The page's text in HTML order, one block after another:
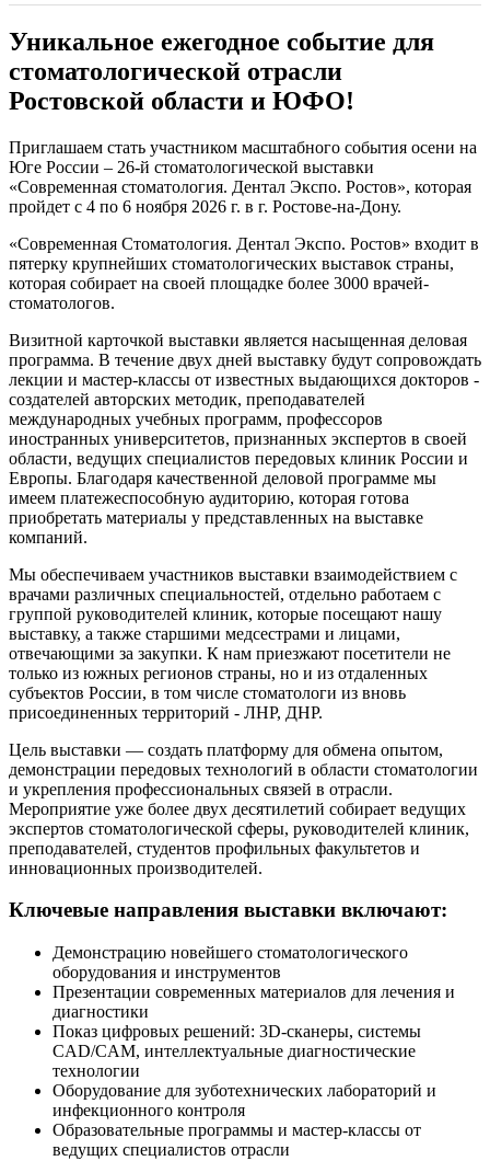
Уникальное ежегодное событие для
стоматологической отрасли
Ростовской области и ЮФО!
Приглашаем стать участником масштабного события осени на
Юге России – 26-й стоматологической выставки
«Современная стоматология. Дентал Экспо. Ростов», которая
пройдет с 4 по 6 ноября 2026 г. в г. Ростове-на-Дону.
«Современная Стоматология. Дентал Экспо. Ростов» входит в
пятерку крупнейших стоматологических выставок страны,
которая собирает на своей площадке более 3000 врачей-
стоматологов.
Визитной карточкой выставки является насыщенная деловая
программа. В течение двух дней выставку будут сопровождать
лекции и мастер-классы от известных выдающихся докторов -
создателей авторских методик, преподавателей
международных учебных программ, профессоров
иностранных университетов, признанных экспертов в своей
области, ведущих специалистов передовых клиник России и
Европы. Благодаря качественной деловой программе мы
имеем платежеспособную аудиторию, которая готова
приобретать материалы у представленных на выставке
компаний.
Мы обеспечиваем участников выставки взаимодействием с
врачами различных специальностей, отдельно работаем с
группой руководителей клиник, которые посещают нашу
выставку, а также старшими медсестрами и лицами,
отвечающими за закупки. К нам приезжают посетители не
только из южных регионов страны, но и из отдаленных
субъектов России, в том числе стоматологи из вновь
присоединенных территорий - ЛНР, ДНР.
Цель выставки — создать платформу для обмена опытом,
демонстрации передовых технологий в области стоматологии
и укрепления профессиональных связей в отрасли.
Мероприятие уже более двух десятилетий собирает ведущих
экспертов стоматологической сферы, руководителей клиник,
преподавателей, студентов профильных факультетов и
инновационных производителей.
Ключевые направления выставки включают:
Демонстрацию новейшего стоматологического
оборудования и инструментов
Презентации современных материалов для лечения и
диагностики
Показ цифровых решений: 3D-сканеры, системы
CAD/CAM, интеллектуальные диагностические
технологии
Оборудование для зуботехнических лабораторий и
инфекционного контроля
Образовательные программы и мастер-классы от
ведущих специалистов отрасли